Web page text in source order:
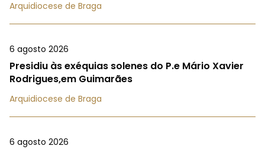
Arquidiocese de Braga
6 agosto 2026
Presidiu às exéquias solenes do P.e Mário Xavier
Rodrigues,em Guimarães
Arquidiocese de Braga
6 agosto 2026